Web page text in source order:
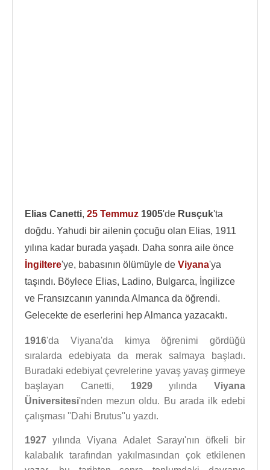
Elias Canetti, 25 Temmuz 1905'de Rusçuk'ta
doğdu. Yahudi bir ailenin çocuğu olan Elias, 1911
yılına kadar burada yaşadı. Daha sonra aile önce
İngiltere'ye, babasının ölümüyle de Viyana'ya
taşındı. Böylece Elias, Ladino, Bulgarca, İngilizce
ve Fransızcanın yanında Almanca da öğrendi.
Gelecekte de eserlerini hep Almanca yazacaktı.
1916'da Viyana'da kimya öğrenimi gördüğü
sıralarda edebiyata da merak salmaya başladı.
Buradaki edebiyat çevrelerine yavaş yavaş girmeye
başlayan Canetti, 1929yılında Viyana
Üniversitesi'nden mezun oldu. Bu arada ilk edebi
çalışması ''Dahi Brutus''u yazdı.
1927 yılında Viyana Adalet Sarayı'nın öfkeli bir
kalabalık tarafından yakılmasından çok etkilenen